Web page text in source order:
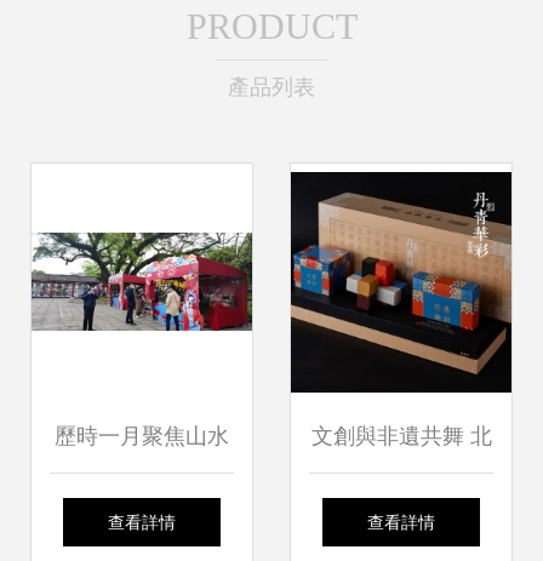
PRODUCT
產品列表
歷時一月聚焦山水
桂林奏響文藝創作
查看詳情
文創與非遺共舞 北
京禮品家居展引領
查看詳情